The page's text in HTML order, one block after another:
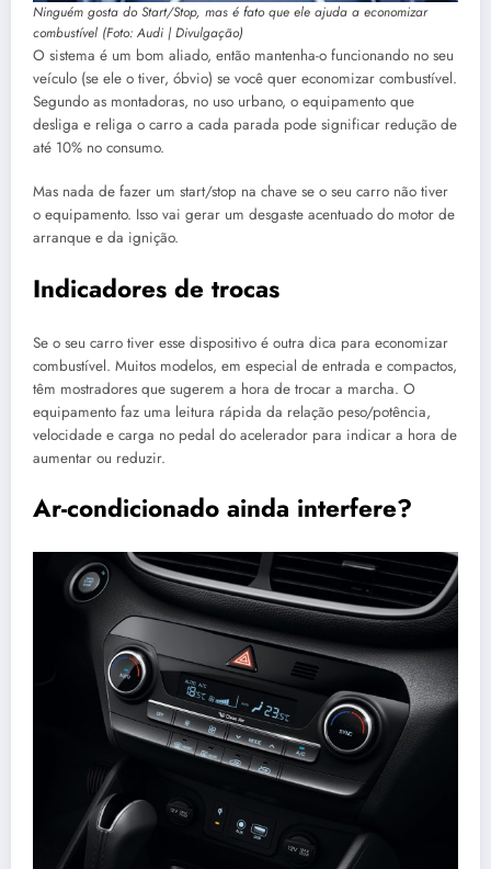
Ninguém gosta do Start/Stop, mas é fato que ele ajuda a economizar
combustível (Foto: Audi | Divulgação)
O sistema é um bom aliado, então mantenha-o funcionando no seu
veículo (se ele o tiver, óbvio) se você quer economizar combustível.
Segundo as montadoras, no uso urbano, o equipamento que
desliga e religa o carro a cada parada pode significar redução de
até 10% no consumo.
Mas nada de fazer um start/stop na chave se o seu carro não tiver
o equipamento. Isso vai gerar um desgaste acentuado do motor de
arranque e da ignição.
Indicadores de trocas
Se o seu carro tiver esse dispositivo é outra dica para economizar
combustível. Muitos modelos, em especial de entrada e compactos,
têm mostradores que sugerem a hora de trocar a marcha. O
equipamento faz uma leitura rápida da relação peso/potência,
velocidade e carga no pedal do acelerador para indicar a hora de
aumentar ou reduzir.
Ar-condicionado ainda interfere?